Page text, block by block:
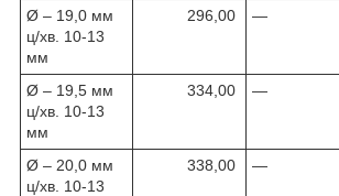
Ø – 19,0 мм
ц/хв. 10-13
мм
296,00 —
Ø – 19,5 мм
ц/хв. 10-13
мм
334,00 —
Ø – 20,0 мм
ц/хв. 10-13
338,00 —